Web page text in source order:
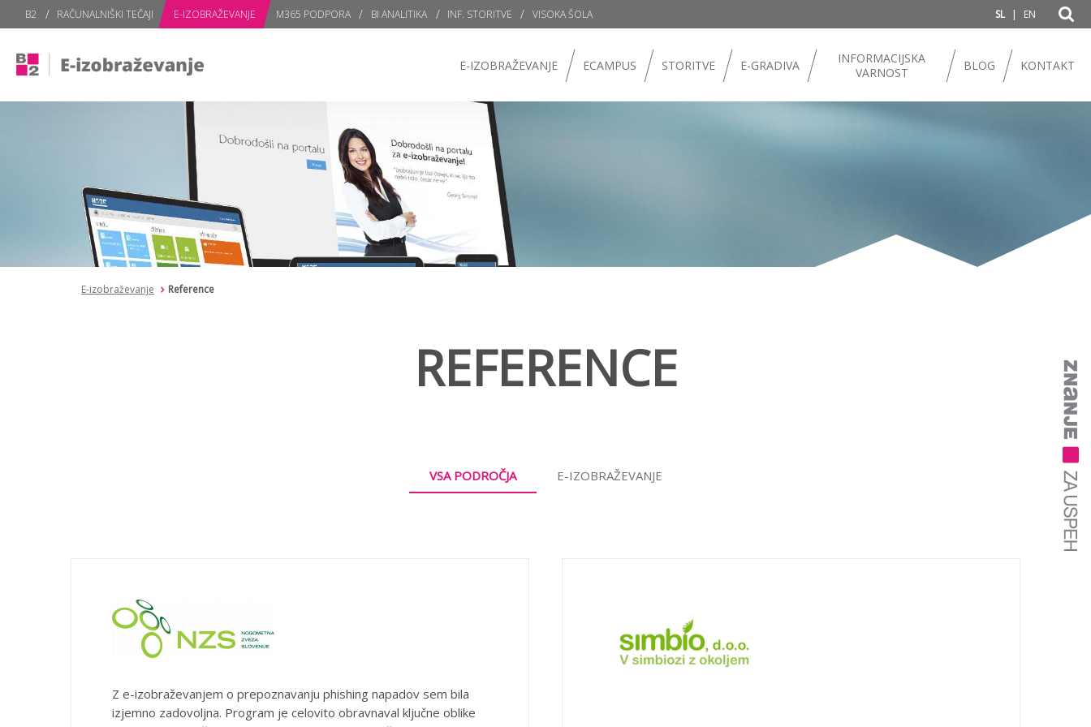
B2 RAČUNALNIŠKI TEČAJI E-IZOBRAŽEVANJE M365 PODPORA BI ANALITIKA INF. STORITVE VISOKA ŠOLA SL | EN
E-IZOBRAŽEVANJE ECAMPUS STORITVE E-GRADIVA
INFORMACIJSKA
VARNOST
BLOG KONTAKT
E-izobraževanje Reference
REFERENCE
VSA PODROČJA E-IZOBRAŽEVANJE
Z e-izobraževanjem o prepoznavanju phishing napadov sem bila
izjemno zadovoljna. Program je celovito obravnaval ključne oblike